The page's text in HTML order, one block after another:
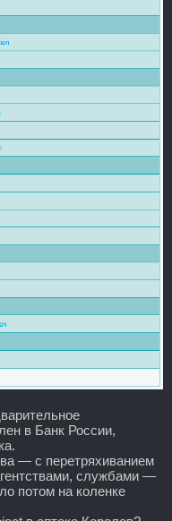
в Банк России,
— с перетряхиванием
службами —
потом на коленке